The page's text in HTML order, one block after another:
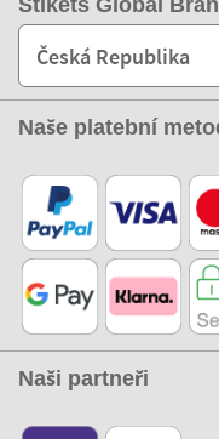
Stikets Global
Česká Republika
Naše platební
Naši partneři